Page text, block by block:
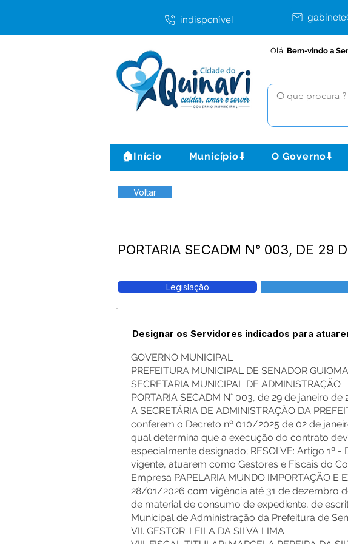
indisponível
Olá, Bem-vindo a
🏠Início Município⬇️ O Governo⬇️
Voltar
PORTARIA SECADM N° 003, DE 29
Legislação
Designar os Servidores indicados para
GOVERNO MUNICIPAL
PREFEITURA MUNICIPAL DE SENADOR
SECRETARIA MUNICIPAL DE ADMINISTRAÇÃO
PORTARIA SECADM N° 003, de 29 de janeiro de
A SECRETÁRIA DE ADMINISTRAÇÃO DA
conferem o Decreto nº 010/2025 de 02 de
qual determina que a execução do contrato
especialmente designado; RESOLVE: Artigo 1º
vigente, atuarem como Gestores e Fiscais do
Empresa PAPELARIA MUNDO IMPORTAÇÃO E
28/01/2026 com vigência até 31 de dezembro
de material de consumo de expediente, de
Municipal de Administração da Prefeitura de
VII. GESTOR: LEILA DA SILVA LIMA